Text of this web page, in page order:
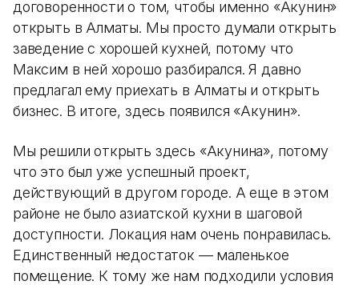
договоренности о том, чтобы именно «Акунин»
открыть в Алматы. Мы просто думали открыть
заведение с хорошей кухней, потому что
Максим в ней хорошо разбирался. Я давно
предлагал ему приехать в Алматы и открыть
бизнес. В итоге, здесь появился «Акунин».
Мы решили открыть здесь «Акунина», потому
что это был уже успешный проект,
действующий в другом городе. А еще в этом
районе не было азиатской кухни в шаговой
доступности. Локация нам очень понравилась.
Единственный недостаток — маленькое
помещение. К тому же нам подходили условия